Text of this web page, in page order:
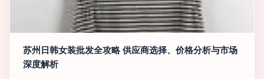
苏州日韩女装批发全攻略 供应商选择、价格分析与市场
深度解析